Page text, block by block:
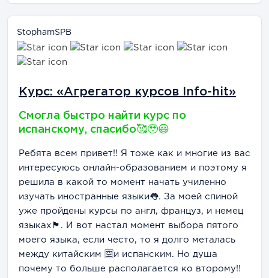
StophamSPB
Курс: «Агрегатор курсов Info-hit»
Смогла быстро найти курс по
испанскому, спасибо🥰🥹😃
Ребята всем привет!! Я тоже как и многие из вас
интересуюсь онлайн-образованием и поэтому я
решила в какой то момент начать училенно
изучать иностранные языки👅. За моей спиной
уже пройдены курсы по англ, француз, и немец
языках🏴󠁧󠁢󠁥󠁮󠁧󠁿. И вот настал момент выбора пятого
моего языка, если често, то я долго металась
между китайским 🈳и испанским. Но душа
почему то больше располагается ко второму!!